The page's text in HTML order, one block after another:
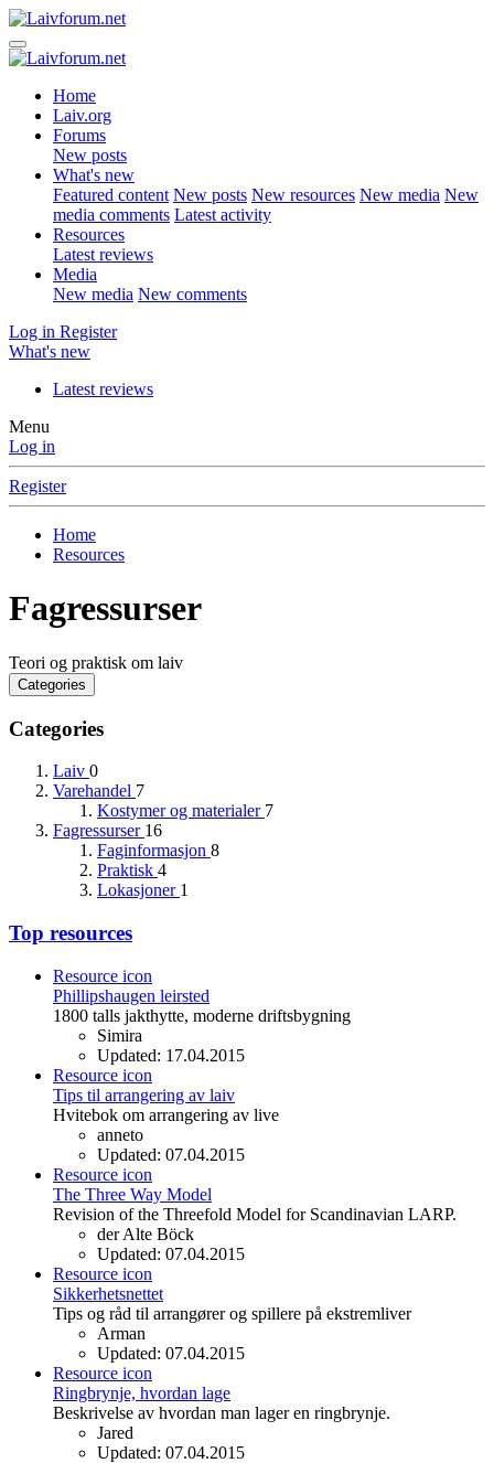
Home
Laiv.org
Forums
New posts
What's new
Featured content New posts New resources New media New
media comments Latest activity
Resources
Latest reviews
Media
New media New comments
Log in Register
What's new
Latest reviews
Menu
Log in
Register
Home
Resources
Fagressurser
Teori og praktisk om laiv
Categories
Categories
Laiv 0
Varehandel 7
Kostymer og materialer 7
Fagressurser 16
Faginformasjon 8
Praktisk 4
Lokasjoner 1
Top resources
Resource icon
Phillipshaugen leirsted
1800 talls jakthytte, moderne driftsbygning
Simira
Updated: 17.04.2015
Resource icon
Tips til arrangering av laiv
Hvitebok om arrangering av live
anneto
Updated: 07.04.2015
Resource icon
The Three Way Model
Revision of the Threefold Model for Scandinavian LARP.
der Alte Böck
Updated: 07.04.2015
Resource icon
Sikkerhetsnettet
Tips og råd til arrangører og spillere på ekstremliver
Arman
Updated: 07.04.2015
Resource icon
Ringbrynje, hvordan lage
Beskrivelse av hvordan man lager en ringbrynje.
Jared
Updated: 07.04.2015